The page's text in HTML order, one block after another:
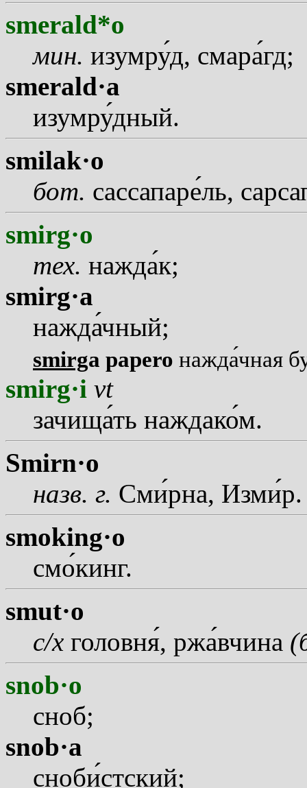
smerald*o
мин. изумруд, смарагд;
smerald·a
изумрудный.
smilak·o
бот. сассапарель,
smirg·o
тех. наждак;
smirg·a
наждачный;
smirga papero наждачная
smirg·i vt
зачищать наждаком.
Smirn·o
назв. г. Смирна, Измир.
smoking·o
смокинг.
smut·o
с/х головня, ржавчина
snob·o
сноб;
snob·a
снобистский;